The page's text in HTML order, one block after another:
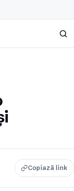
Caută
Copiază link